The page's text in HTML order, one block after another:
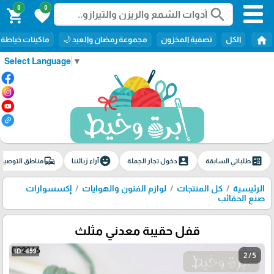
Select Language ▼
search
0
favorite
0
shopping_cart
home الكل تصفية المخزون مجموعة رمضان والعيد 🌙 ماكينات خياطة
ballotطلباتي السابقة account_boxدخول تجار الجملة emoji_emotionsآراء زبائننا commuteمناطق
الرئيسية كل المنتجات لوازم الفنون والهوايات
إكسسوارات
صنع الحقائب
قفل حقيبة معدني مثلث
2 / 5